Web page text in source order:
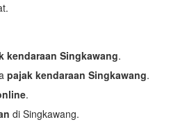
kendaraan Singkawang.
pajak kendaraan Singkawang.
.
di Singkawang.